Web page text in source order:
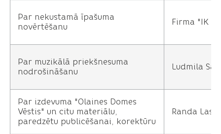
Par nekustamā īpašuma
novērtēšanu
Firma "IK
Par muzikālā priekšnesuma
nodrošināšanu
Ludmila
Par izdevuma "Olaines Domes
Vēstis" un citu materiālu,
paredzētu publicēšanai, korektūru
Randa